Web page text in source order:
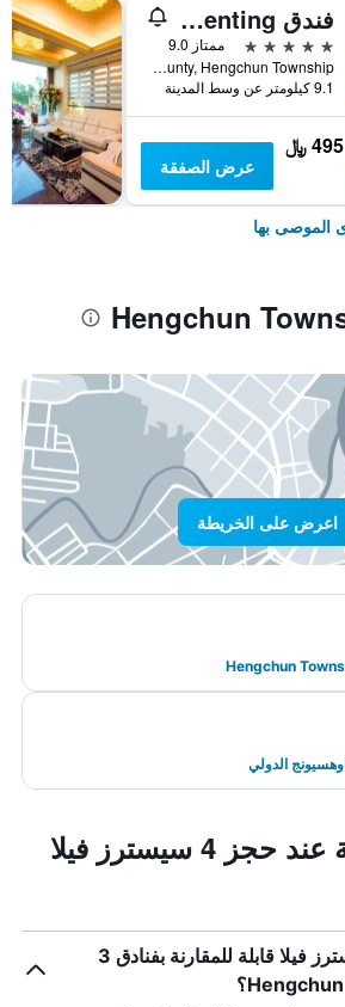
فندق Caesar Park Kenting
5 نجوم
ممتاز 9.0
No. 6 Kenting Road, Hengchun Town, Pingtung County, Hengchun Township, تايوان
9.1 كيلومتر عن وسط المدينة
495 ﷼
عرض الصفقة
الموصى بها
اعرض على الخريطة
الدولي
4 سيسترز فيلا
هل الأسعار في 4 سيسترز فيلا قابلة للمقارنة بفنادق 3